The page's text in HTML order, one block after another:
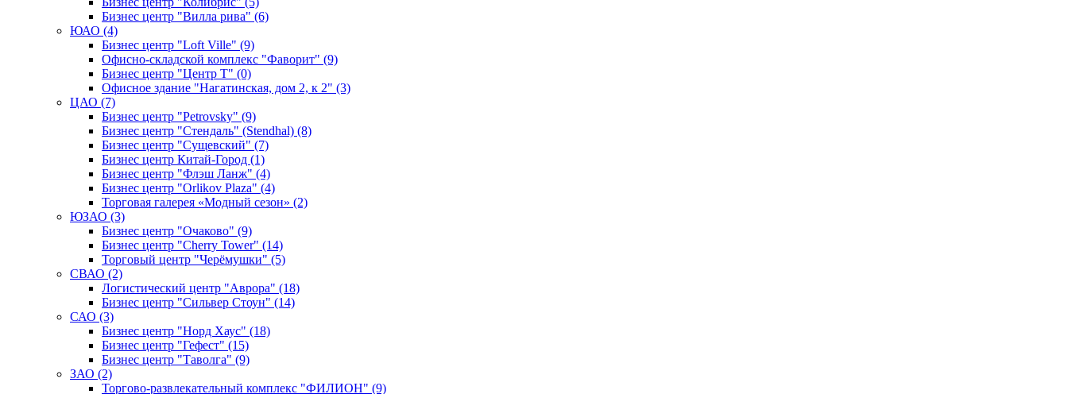
Бизнес центр "Вилла рива" (6)
ЮАО (4)
Бизнес центр "Loft Ville" (9)
Офисно-складской комплекс "Фаворит" (9)
Бизнес центр "Центр Т" (0)
Офисное здание "Нагатинская, дом 2, к 2" (3)
ЦАО (7)
Бизнес центр "Petrovsky" (9)
Бизнес центр "Стендаль" (Stendhal) (8)
Бизнес центр "Сущевский" (7)
Бизнес центр Китай-Город (1)
Бизнес центр "Флэш Ланж" (4)
Бизнес центр "Orlikov Plaza" (4)
Торговая галерея «Модный сезон» (2)
ЮЗАО (3)
Бизнес центр "Очаково" (9)
Бизнес центр "Cherry Tower" (14)
Торговый центр "Черёмушки" (5)
СВАО (2)
Логистический центр "Аврора" (18)
Бизнес центр "Сильвер Стоун" (14)
САО (3)
Бизнес центр "Норд Хаус" (18)
Бизнес центр "Гефест" (15)
Бизнес центр "Таволга" (9)
ЗАО (2)
Торгово-развлекательный комплекс "ФИЛИОН" (9)